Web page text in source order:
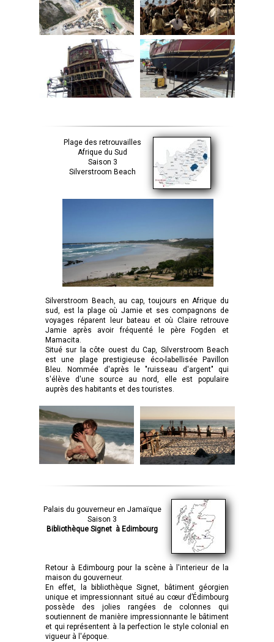
Palais du gouverneur en Jamaïque
Saison 3
Bibliothèque Signet à Edimbourg
Retour à Edimbourg pour la scène à l'interieur de la
maison du gouverneur.
En effet, la bibliothèque Signet, bâtiment géorgien
unique et impressionnant situé au cœur d’Édimbourg
possède des jolies rangées de colonnes qui
soutiennent de manière impressionnante le bâtiment
et qui représentent à la perfection le style colonial en
vigueur à l'époque.
Plage des retrouvailles
Afrique du Sud
Saison 3
Silverstroom Beach
Silverstroom Beach, au cap, toujours en Afrique du
sud, est la plage où Jamie et ses compagnons de
voyages réparent leur bateau et où Claire retrouve
Jamie après avoir fréquenté le père Fogden et
Mamacita.
Situé sur la côte ouest du Cap, Silverstroom Beach
est une plage prestigieuse éco-labellisée Pavillon
Bleu. Nommée d'après le "ruisseau d'argent" qui
s'élève d'une source au nord, elle est populaire
auprès des habitants et des touristes.